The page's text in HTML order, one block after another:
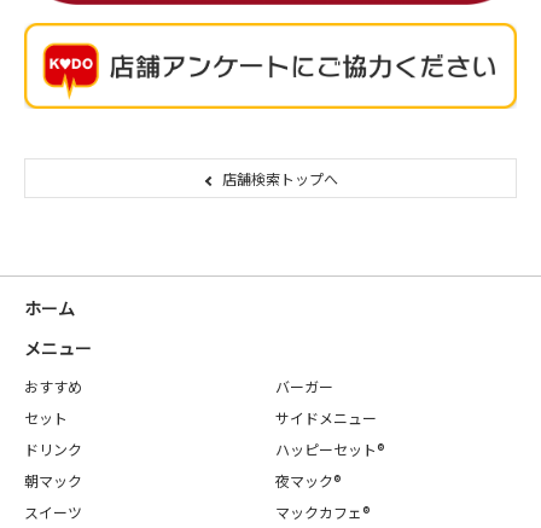
店舗検索トップへ
ホーム
メニュー
おすすめ
バーガー
セット
サイドメニュー
ドリンク
ハッピーセット®
朝マック
夜マック®
スイーツ
マックカフェ®